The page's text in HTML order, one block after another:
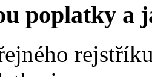
poplatky a